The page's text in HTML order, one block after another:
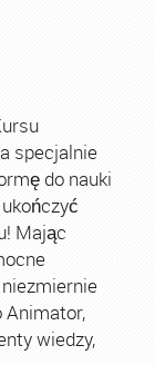
specjalnie
do nauki
Mając
Animator,
wiedzy,